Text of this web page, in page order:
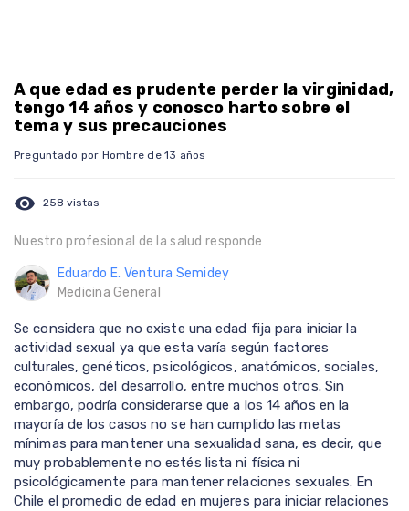
A que edad es prudente perder la virginidad,
tengo 14 años y conosco harto sobre el
tema y sus precauciones
Preguntado por Hombre de 13 años
visibility 258 vistas
Nuestro profesional de la salud responde
Eduardo E. Ventura Semidey
Medicina General
Se considera que no existe una edad fija para iniciar la
actividad sexual ya que esta varía según factores
culturales, genéticos, psicológicos, anatómicos, sociales,
económicos, del desarrollo, entre muchos otros. Sin
embargo, podría considerarse que a los 14 años en la
mayoría de los casos no se han cumplido las metas
mínimas para mantener una sexualidad sana, es decir, que
muy probablemente no estés lista ni física ni
psicológicamente para mantener relaciones sexuales. En
Chile el promedio de edad en mujeres para iniciar relaciones